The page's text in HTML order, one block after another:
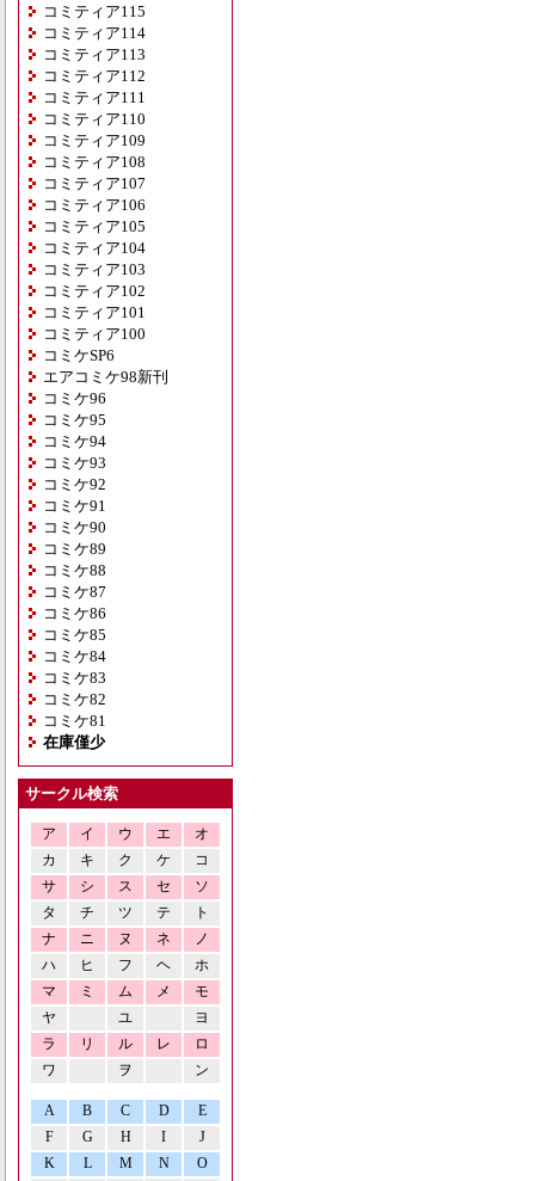
コミティア115
コミティア114
コミティア113
コミティア112
コミティア111
コミティア110
コミティア109
コミティア108
コミティア107
コミティア106
コミティア105
コミティア104
コミティア103
コミティア102
コミティア101
コミティア100
コミケSP6
エアコミケ98新刊
コミケ96
コミケ95
コミケ94
コミケ93
コミケ92
コミケ91
コミケ90
コミケ89
コミケ88
コミケ87
コミケ86
コミケ85
コミケ84
コミケ83
コミケ82
コミケ81
在庫僅少
サークル検索
ア イ ウ エ
オ
カ
キ ク ケ
コ
サ
シ ス セ
ソ
タ
チ ツ テ
ト
ナ
ニ ヌ ネ
ノ
ハ
ヒ フ ヘ
ホ
マ
ミ ム メ
モ
ヤ
ユ
ヨ
ラ
リ ル レ
ロ
ワ
ヲ ン
A B C D
E
F
G H I
J
K
L M N O